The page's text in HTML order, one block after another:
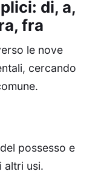
di, a,
fra
le nove
cercando
possesso e
altri usi.